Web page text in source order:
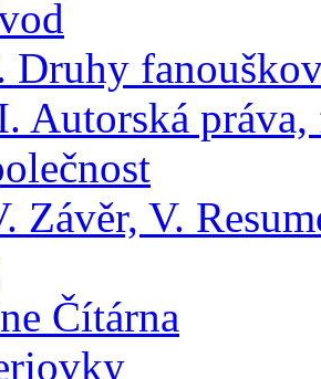
Druhy
Autorská práva,
Závěr, V.
Čítárna